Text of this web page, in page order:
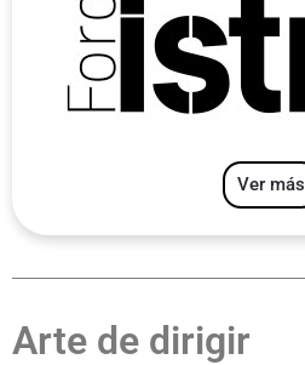
Ver más
Arte de dirigir